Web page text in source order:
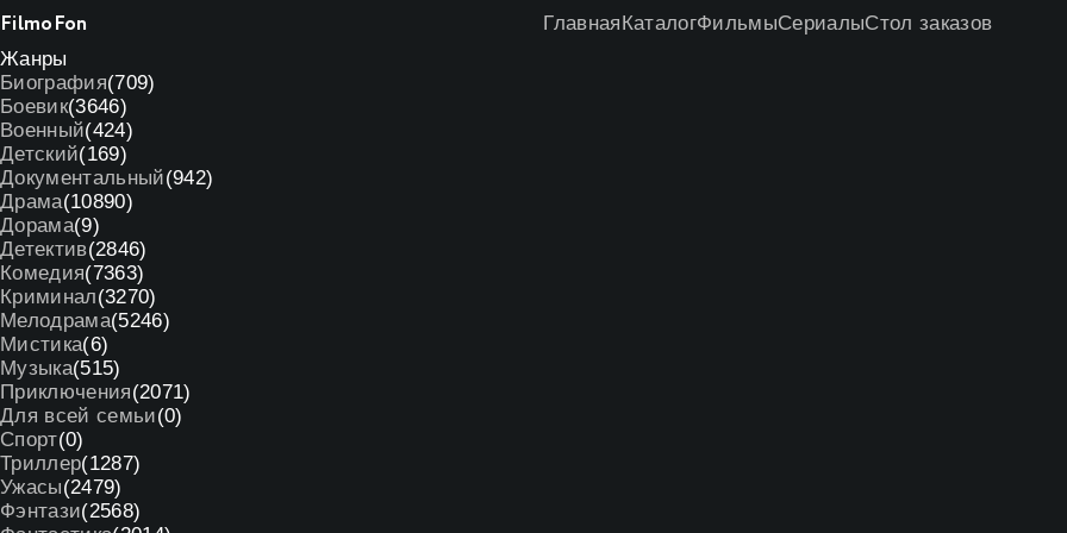
FilmoFon ГлавнаяКаталогФильмыСериалыСтол заказов
Жанры
Биография(709)
Боевик(3646)
Военный(424)
Детский(169)
Документальный(942)
Драма(10890)
Дорама(9)
Детектив(2846)
Комедия(7363)
Криминал(3270)
Мелодрама(5246)
Мистика(6)
Музыка(515)
Приключения(2071)
Для всей семьи(0)
Спорт(0)
Триллер(1287)
Ужасы(2479)
Фэнтази(2568)